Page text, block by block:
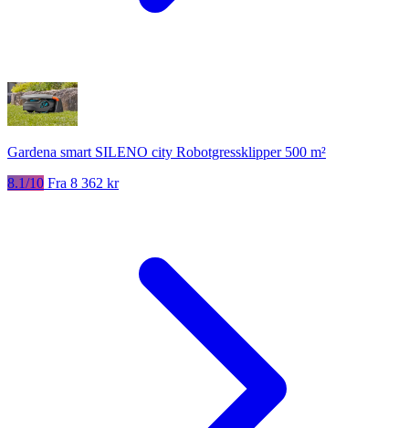
Gardena smart SILENO city Robotgressklipper 500 m²
8.1/10 Fra 8 362 kr